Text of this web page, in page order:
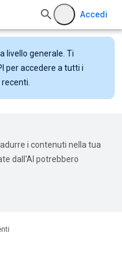
Accedi
livello generale. Ti
per accedere a tutti i
i contenuti nella tua
dall'AI potrebbero